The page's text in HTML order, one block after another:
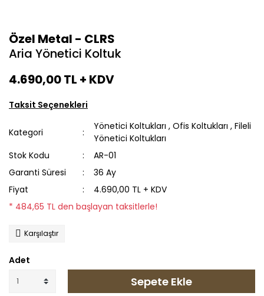
Özel Metal - CLRS
Aria Yönetici Koltuk
4.690,00 TL + KDV
Taksit Seçenekleri
Kategori
Yönetici Koltukları ,Ofis Koltukları ,Fileli
Yönetici Koltukları
Stok Kodu
AR-01
Garanti Süresi
36 Ay
Fiyat
4.690,00 TL + KDV
* 484,65 TL den başlayan taksitlerle!
Karşılaştır
Adet
Sepete Ekle